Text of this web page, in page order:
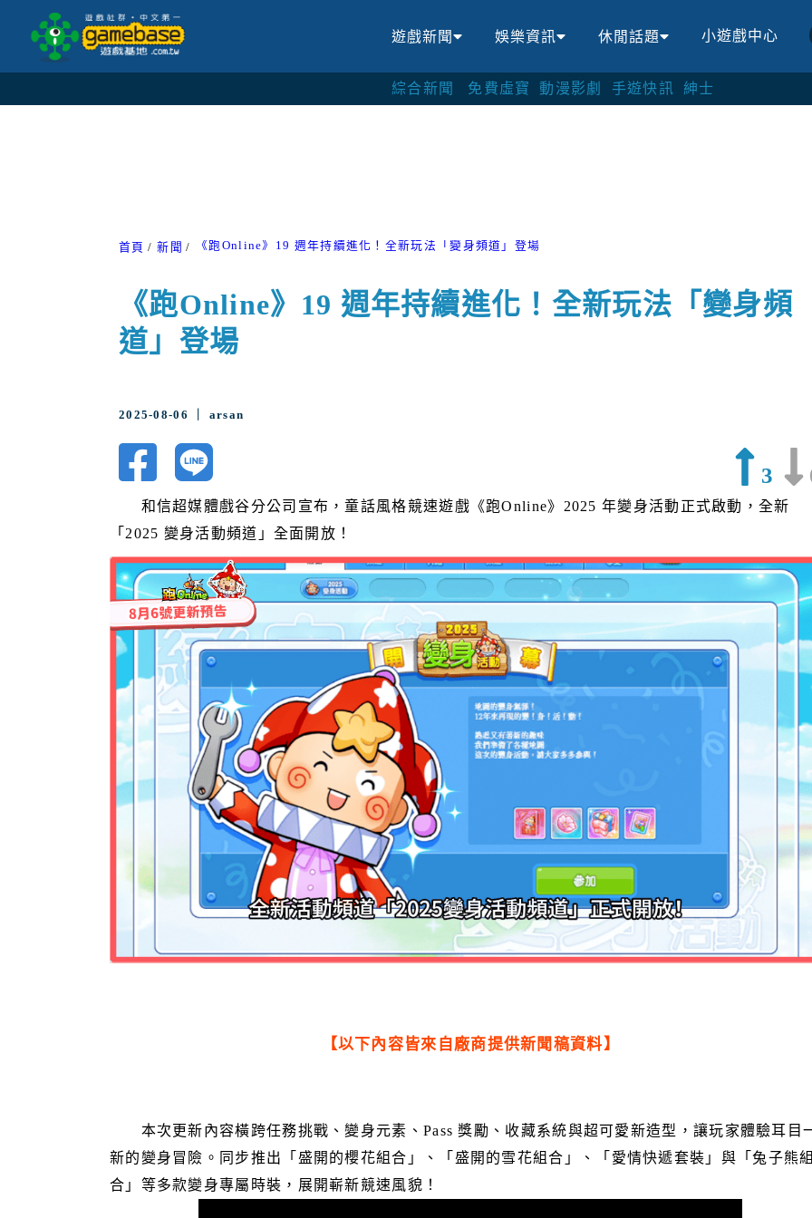
遊戲新聞 娛樂資訊 休閒話題 小遊戲中心
綜合新聞 免費虛寶 動漫影劇 手遊快訊 紳士
首頁 新聞 《跑Online》19 週年持續進化！全新玩法「變身頻道」登場
《跑Online》19 週年持續進化！全新玩法「變身頻
道」登場
2025-08-06 ｜ arsan
3
和信超媒體戲谷分公司宣布，童話風格競速遊戲《跑Online》2025 年變身活動正式啟動，全新
「2025 變身活動頻道」全面開放！
【以下內容皆來自廠商提供新聞稿資料】
本次更新內容橫跨任務挑戰、變身元素、Pass 獎勵、收藏系統與超可愛新造型，讓玩家體驗耳目
新的變身冒險。同步推出「盛開的櫻花組合」、「盛開的雪花組合」、「愛情快遞套裝」與「兔子熊
合」等多款變身專屬時裝，展開嶄新競速風貌！